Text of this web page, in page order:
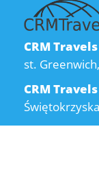
CRM
st.
CRM